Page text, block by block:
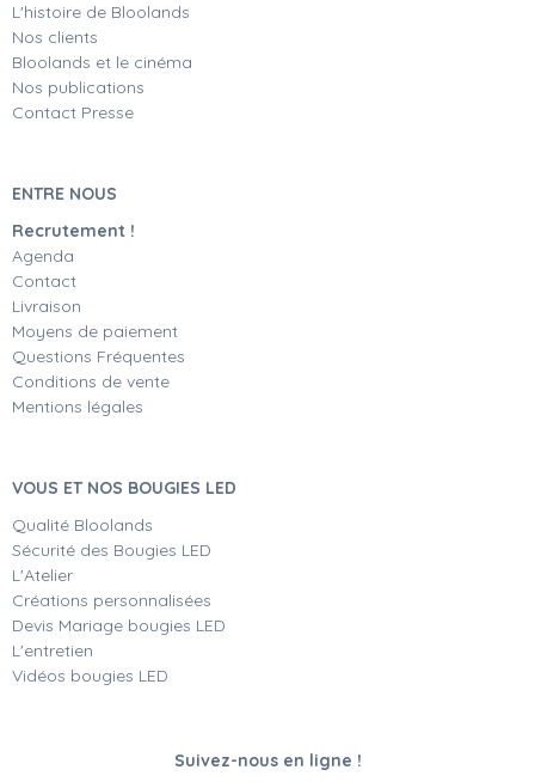
L'histoire de Bloolands
Nos clients
Bloolands et le cinéma
Nos publications
Contact Presse
ENTRE NOUS
Recrutement !
Agenda
Contact
Livraison
Moyens de paiement
Questions Fréquentes
Conditions de vente
Mentions légales
VOUS ET NOS BOUGIES LED
Qualité Bloolands
Sécurité des Bougies LED
L'Atelier
Créations personnalisées
Devis Mariage bougies LED
L'entretien
Vidéos bougies LED
Suivez-nous en ligne !